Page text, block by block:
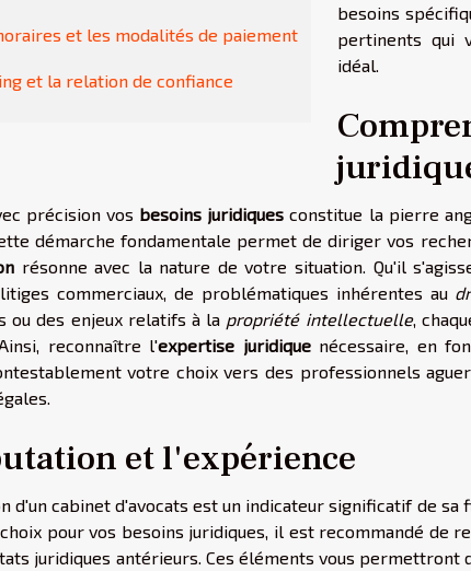
et les modalités de paiement
et la relation de confiance
besoins
pertinents qui
idéal.
précision vos besoins juridiques constitue la pierre
démarche fondamentale permet de diriger vos
résonne avec la nature de votre situation. Qu'il
commerciaux, de problématiques inhérentes au
ou des enjeux relatifs à la propriété intellectuelle,
reconnaître l'expertise juridiquenécessaire, en
votre choix vers des professionnels
et l'expérience
d'un cabinet d'avocats est un indicateur significatif de
pour vos besoins juridiques, il est recommandé de
juridiques antérieurs. Ces éléments vous permettront